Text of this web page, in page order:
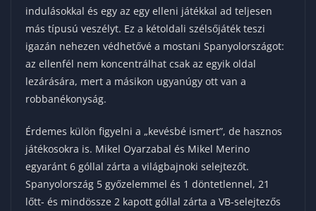
indulásokkal és egy az egy elleni játékkal ad teljesen
más típusú veszélyt. Ez a kétoldali szélsőjáték teszi
igazán nehezen védhetővé a mostani Spanyolországot:
az ellenfél nem koncentrálhat csak az egyik oldal
lezárására, mert a másikon ugyanúgy ott van a
robbanékonyság.
Érdemes külön figyelni a „kevésbé ismert”, de hasznos
játékosokra is. Mikel Oyarzabal és Mikel Merino
egyaránt 6 góllal zárta a világbajnoki selejtezőt.
Spanyolország 5 győzelemmel és 1 döntetlennel, 21
lőtt- és mindössze 2 kapott góllal zárta a VB-selejtezős